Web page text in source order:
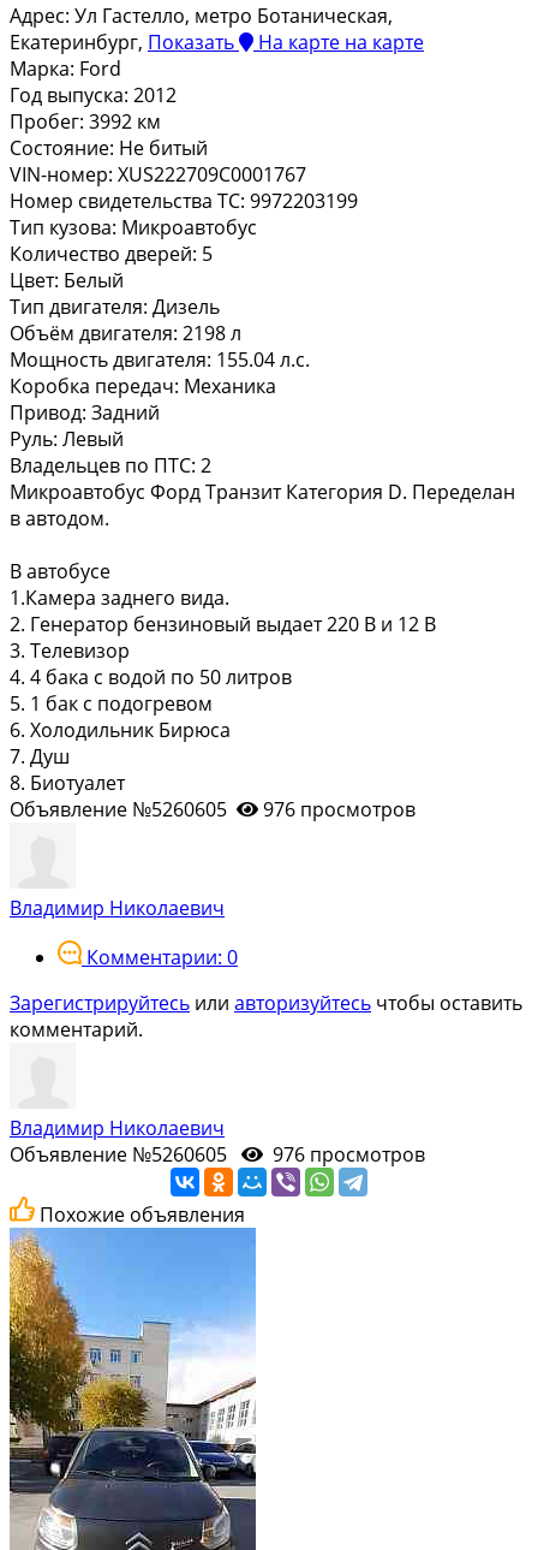
Адрес: Ул Гастелло, метро Ботаническая,
Екатеринбург, Показать На карте на карте
Марка: Ford
Год выпуска: 2012
Пробег: 3992 км
Состояние: Не битый
VIN-номер: XUS222709C0001767
Номер свидетельства ТС: 9972203199
Тип кузова: Микроавтобус
Количество дверей: 5
Цвет: Белый
Тип двигателя: Дизель
Объём двигателя: 2198 л
Мощность двигателя: 155.04 л.с.
Коробка передач: Механика
Привод: Задний
Руль: Левый
Владельцев по ПТС: 2
Микроавтобус Форд Транзит Категория D. Переделан
в автодом.
В автобусе
1.Камера заднего вида.
2. Генератор бензиновый выдает 220 В и 12 В
3. Телевизор
4. 4 бака с водой по 50 литров
5. 1 бак с подогревом
6. Холодильник Бирюса
7. Душ
8. Биотуалет
Объявление №5260605
976 просмотров
Владимир Николаевич
Комментарии: 0
Зарегистрируйтесь или авторизуйтесь чтобы оставить
комментарий.
Владимир Николаевич
Объявление №5260605
976 просмотров
Похожие объявления